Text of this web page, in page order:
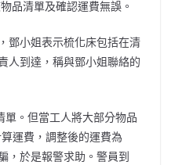
品清單及確認運費無誤。
鄧小姐表示梳化床包括在清
人到達，稱與鄧小姐聯絡的
。但當工人將大部分物品
運費，調整後的運費為
，於是報警求助。警員到